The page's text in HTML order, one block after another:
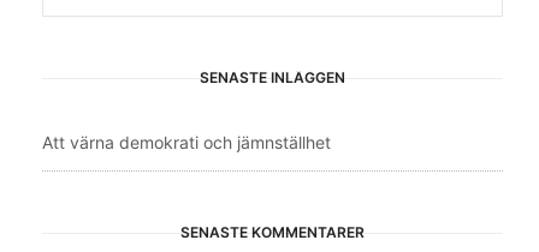
SENASTE INLÄGGEN
Att värna demokrati och jämnställhet
SENASTE KOMMENTARER